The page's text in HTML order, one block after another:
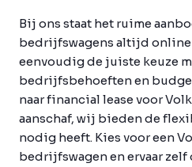
Bij ons staat het ruime
bedrijfswagens altijd online
eenvoudig de juiste keuze
bedrijfsbehoeften en
naar financial lease voor
aanschaf, wij bieden de
nodig heeft. Kies voor een
bedrijfswagen en ervaar